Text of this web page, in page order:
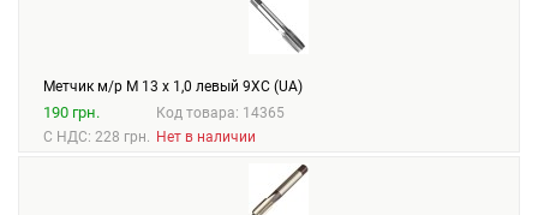
Метчик м/р М 13 х 1,0 левый 9ХС (UA)
190 грн.
С НДС: 228 грн.
Код товара: 14365
Нет в наличии